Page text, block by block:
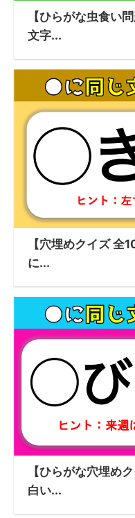
【ひらがな虫食い
文字...
【穴埋めクイズ 全
に...
【ひらがな穴埋め
白い...